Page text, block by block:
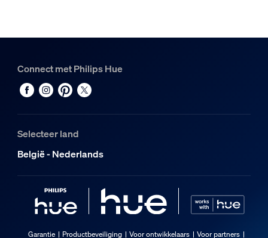
Connect met Philips Hue
Selecteer land
België - Nederlands
Garantie Productbeveiliging Voor ontwikkelaars Voor partners